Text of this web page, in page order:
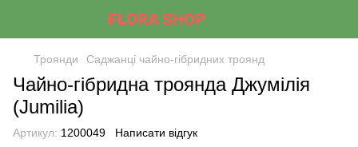
Троянди Саджанці чайно-гібридних троянд
Чайно-гібридна троянда Джумілія
(Jumilia)
Артикул: 1200049 Написати відгук